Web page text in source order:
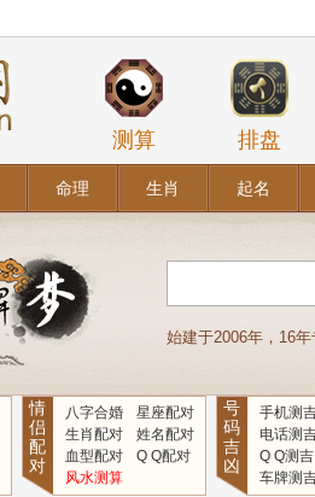
测算 排盘
命理 生肖 起名
始建于2006年，16
情
侣
配
对
八字合婚
星座配对
生肖配对
姓名配对
血型配对
Q Q配对
风水测算
号
码
吉
凶
手机测
电话测
Q Q测
车牌测